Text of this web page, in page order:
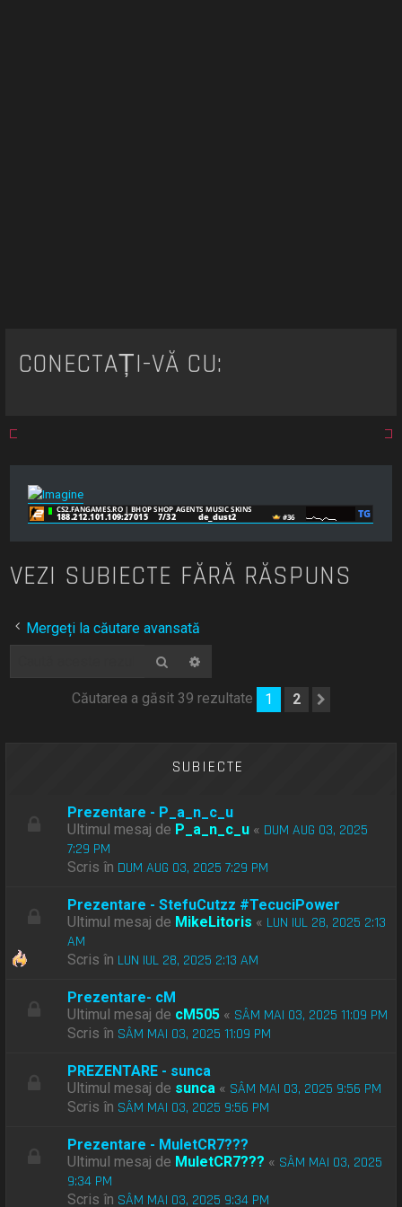
CONECTAȚI-VĂ CU:
VEZI SUBIECTE FĂRĂ RĂSPUNS
Mergeți la căutare avansată
Căutare
Căutarea a găsit 39 rezultate 1 2
SUBIECTE
Prezentare - P_a_n_c_u
Ultimul mesaj de P_a_n_c_u « DUM AUG 03, 2025
7:29 PM
Scris în DUM AUG 03, 2025 7:29 PM
Prezentare - StefuCutzz #TecuciPower
Ultimul mesaj de MikeLitoris « LUN IUL 28, 2025 2:13
AM
Scris în LUN IUL 28, 2025 2:13 AM
Prezentare- cM
Ultimul mesaj de cM505 « SÂM MAI 03, 2025 11:09 PM
Scris în SÂM MAI 03, 2025 11:09 PM
PREZENTARE - sunca
Ultimul mesaj de sunca « SÂM MAI 03, 2025 9:56 PM
Scris în SÂM MAI 03, 2025 9:56 PM
Prezentare - MuletCR7???
Ultimul mesaj de MuletCR7??? « SÂM MAI 03, 2025
9:34 PM
Scris în SÂM MAI 03, 2025 9:34 PM